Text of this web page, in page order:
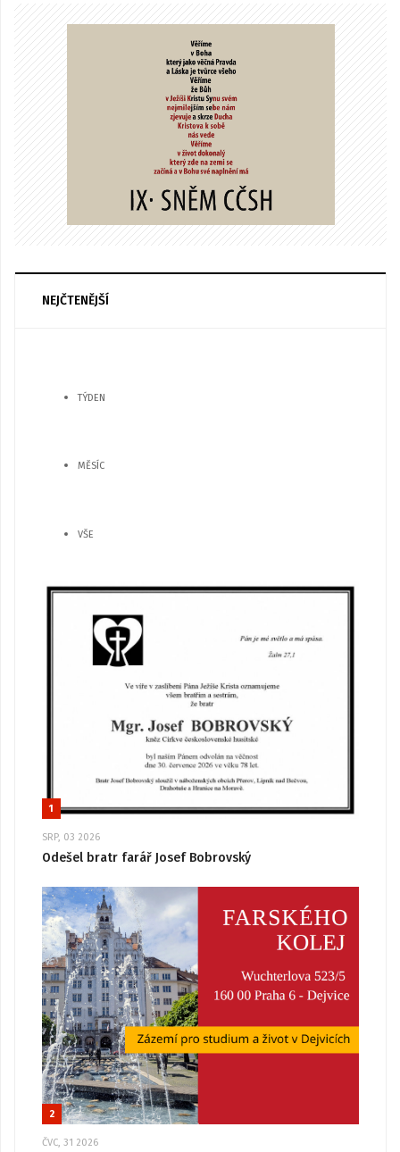
NEJČTENĚJŠÍ
TÝDEN
MĚSÍC
VŠE
1
SRP, 03 2026
Odešel bratr farář Josef Bobrovský
2
ČVC, 31 2026